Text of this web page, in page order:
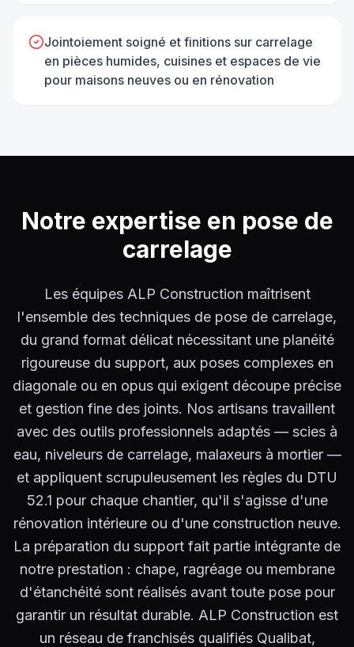
Jointoiement soigné et finitions sur carrelage
en pièces humides, cuisines et espaces de vie
pour maisons neuves ou en rénovation
Notre expertise en pose de
carrelage
Les équipes ALP Construction maîtrisent
l'ensemble des techniques de pose de carrelage,
du grand format délicat nécessitant une planéité
rigoureuse du support, aux poses complexes en
diagonale ou en opus qui exigent découpe précise
et gestion fine des joints. Nos artisans travaillent
avec des outils professionnels adaptés — scies à
eau, niveleurs de carrelage, malaxeurs à mortier —
et appliquent scrupuleusement les règles du DTU
52.1 pour chaque chantier, qu'il s'agisse d'une
rénovation intérieure ou d'une construction neuve.
La préparation du support fait partie intégrante de
notre prestation : chape, ragréage ou membrane
d'étanchéité sont réalisés avant toute pose pour
garantir un résultat durable. ALP Construction est
un réseau de franchisés qualifiés Qualibat,